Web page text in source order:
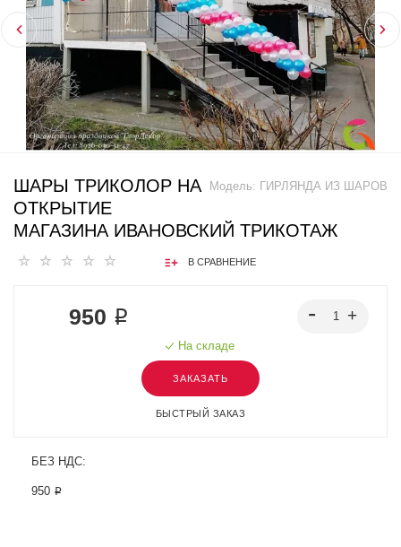
Модель: ГИРЛЯНДА ИЗ ШАРОВ
ШАРЫ ТРИКОЛОР НА
ОТКРЫТИЕ
МАГАЗИНА ИВАНОВСКИЙ ТРИКОТАЖ
В СРАВНЕНИЕ
950 ₽
На складе
ЗАКАЗАТЬ
БЫСТРЫЙ ЗАКАЗ
БЕЗ НДС:
950 ₽